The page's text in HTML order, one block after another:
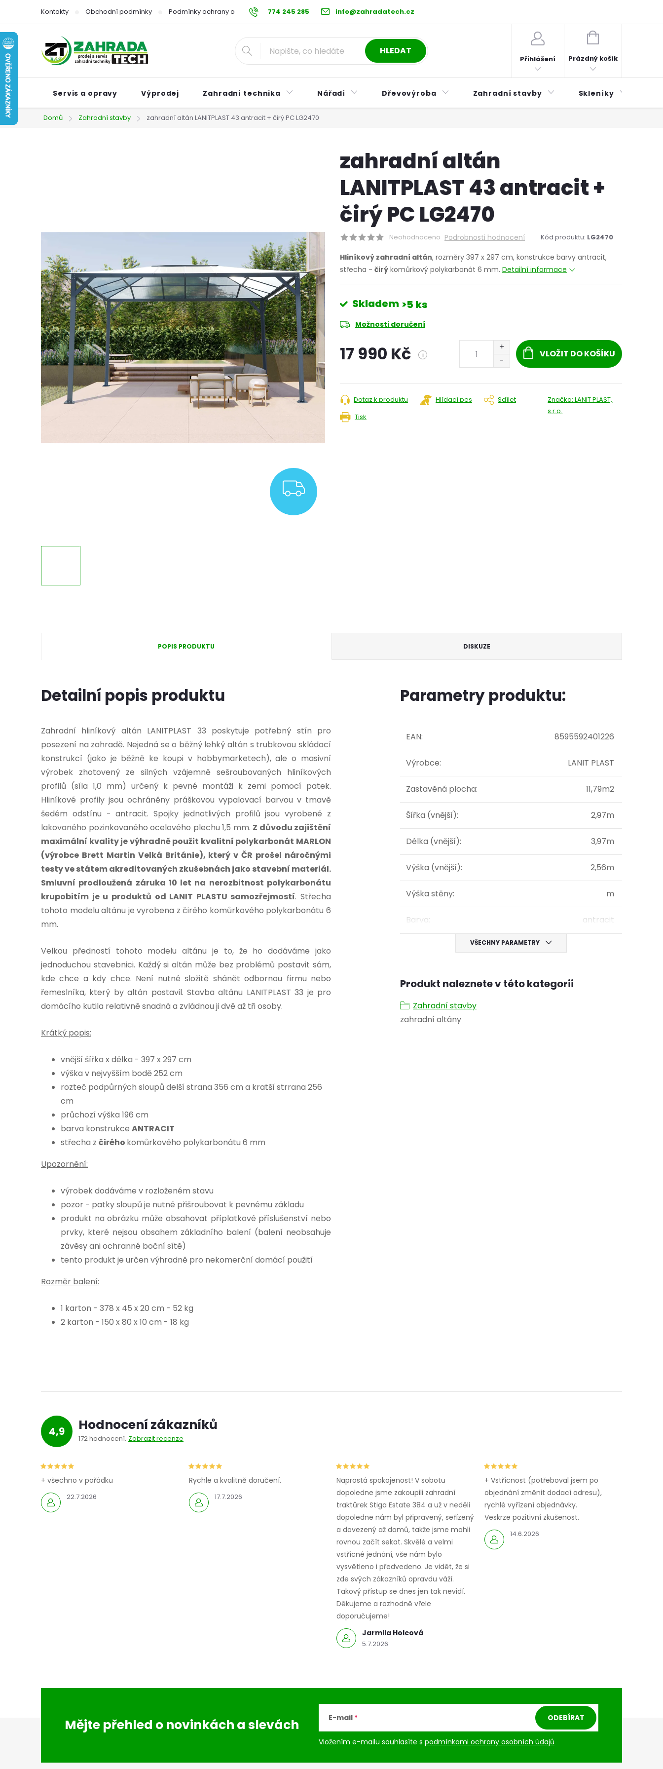
obsah
774 245 285 info@zahradatech.cz
Kontakty Obchodní podmínky Podmínky ochrany osobních údajů Reklamační řád Postup při nákupu na splátky ESSOX
HLEDAT
Přihlášení
NÁKUPNÍ
Prázdný košík
Servis a opravy Výprodej Zahradní technika Nářadí Dřevovýroba Zahradní stavby Skleníky
Domů Zahradní stavby zahradní altán LANITPLAST 43 antracit + čirý PC LG2470
ZDARMA
zahradní altán
LANITPLAST 43 antracit +
čirý PC LG2470
Neohodnoceno Podrobnosti hodnocení Kód produktu: LG2470
Hliníkový zahradní altán, rozměry 397 x 297 cm, konstrukce barvy antracit,
střecha - čirý komůrkový polykarbonát 6 mm. Detailní informace
Skladem >5 ks
Možnosti doručení
17 990 Kč i VLOŽIT DO KOŠÍKU
Tisk
Dotaz k produktu Hlídací pes Sdílet Značka:LANIT PLAST,
s.r.o.
POPIS PRODUKTU DISKUZE
Detailní popis produktu
Zahradní hliníkový altán LANITPLAST 33 poskytuje potřebný stín pro
posezení na zahradě. Nejedná se o běžný lehký altán s trubkovou skládací
konstrukcí (jako je běžně ke koupi v hobbymarketech), ale o masivní
výrobek zhotovený ze silných vzájemně sešroubovaných hliníkových
profilů (síla 1,0 mm) určený k pevné montáži k zemi pomocí patek.
Hliníkové profily jsou ochráněny práškovou vypalovací barvou v tmavě
šedém odstínu - antracit. Spojky jednotlivých profilů jsou vyrobené z
lakovaného pozinkovaného ocelového plechu 1,5 mm. Z důvodu zajištění
maximální kvality je výhradně použit kvalitní polykarbonát MARLON
(výrobce Brett Martin Velká Británie), který v ČR prošel náročnými
testy vestátem akreditovaných zkušebnách jako stavební materiál.
Smluvní prodloužená záruka 10 let na nerozbitnost polykarbonátu
krupobitím je u produktů od LANIT PLASTU samozřejmostí. Střecha
tohoto modelu altánu je vyrobena z čirého komůrkového polykarbonátu 6
mm.
Velkou předností tohoto modelu altánu je to, že ho dodáváme jako
jednoduchou stavebnici. Každý si altán může bez problémů postavit sám,
kde chce a kdy chce. Není nutné složitě shánět odbornou firmu nebo
řemeslníka, který by altán postavil. Stavba altánu LANITPLAST 33 je pro
domácího kutila relativně snadná a zvládnou ji dvě až tři osoby.
Krátký popis:
vnější šířka x délka - 397 x 297 cm
výška v nejvyšším bodě 252 cm
rozteč podpůrných sloupů delší strana 356 cm a kratší strrana 256
cm
průchozí výška 196 cm
barva konstrukce ANTRACIT
střecha z čirého komůrkového polykarbonátu 6 mm
Upozornění:
výrobek dodáváme v rozloženém stavu
pozor - patky sloupů je nutné přišroubovat k pevnému základu
produkt na obrázku může obsahovat příplatkové příslušenství nebo
prvky, které nejsou obsahem základního balení (balení neobsahuje
závěsy ani ochranné boční sítě)
tento produkt je určen výhradně pro nekomerční domácí použití
Rozměr balení:
1 karton - 378 x 45 x 20 cm - 52 kg
2 karton - 150 x 80 x 10 cm - 18 kg
Parametry produktu:
EAN: 8595592401226
Výrobce: LANIT PLAST
Zastavěná plocha: 11,79m2
Šířka (vnější): 2,97m
Délka (vnější): 3,97m
Výška (vnější): 2,56m
Výška stěny: m
Barva: antracit
VŠECHNY PARAMETRY
Produkt naleznete v této kategorii
Zahradní stavby
zahradní altány
4,9 Hodnocení zákazníků
172 hodnocení Zobrazit recenze
22.7.2026
+ všechno v pořádku
17.7.2026
Rychle a kvalitně doručení.
Jarmila Holcová
5.7.2026
Naprostá spokojenost! V sobotu
dopoledne jsme zakoupili zahradní
traktůrek Stiga Estate 384 a už v neděli
dopoledne nám byl připravený, seřízený
a dovezený až domů, takže jsme mohli
rovnou začít sekat. Skvělé a velmi
vstřícné jednání, vše nám bylo
vysvětleno i předvedeno. Je vidět, že si
zde svých zákazníků opravdu váží.
Takový přístup se dnes jen tak nevidí.
Děkujeme a rozhodně vřele
doporučujeme!
14.6.2026
+ Vstřícnost (potřeboval jsem po
objednání změnit dodací adresu),
rychlé vyřízení objednávky.
Veskrze pozitivní zkušenost.
Mějte přehled o novinkách a slevách E-mail
Vložením e-mailu souhlasíte s podmínkami ochrany osobních údajů
ODEBÍRAT